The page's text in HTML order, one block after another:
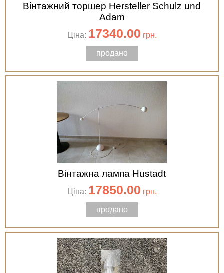
Вінтажний торшер Hersteller Schulz und
Adam
Ціна: 17340.00 грн.
продано
Вінтажна лампа Hustadt
Ціна: 17850.00 грн.
продано